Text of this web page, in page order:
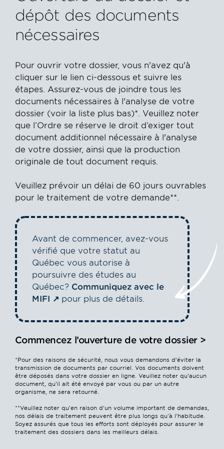
dépôt des documents
nécessaires
Pour ouvrir votre dossier, vous n'avez qu'à
cliquer sur le lien ci-dessous et suivre les
étapes. Assurez-vous de joindre tous les
documents nécessaires à l'analyse de votre
dossier (voir la liste plus bas)*. Veuillez noter
que l’Ordre se réserve le droit d’exiger tout
document additionnel nécessaire à l'analyse
de votre dossier, ainsi que la production
originale de tout document requis.
Veuillez prévoir un délai de 60 jours ouvrables
pour le traitement de votre demande**.
Avant de commencer, avez-vous
vérifié que votre statut au
Québec vous autorise à
poursuivre des études au
Québec? Communiquez avec le
MIFI
pour plus de détails.
Commencez l’ouverture de votre dossier >
*Pour des raisons de sécurité, nous vous demandons d’éviter la
transmission de documents par courriel. Vos documents doivent
être déposés dans votre dossier en ligne. Veuillez noter qu’aucun
document, qu’il ait été envoyé par vous ou par un autre
organisme, ne sera retourné.
**Veuillez noter qu'en raison d'un volume important de demandes,
nos délais de traitement peuvent être plus longs qu'à l'habitude.
Soyez assurés que tous les efforts sont déployés pour assurer le
traitement des dossiers dans les meilleurs délais.